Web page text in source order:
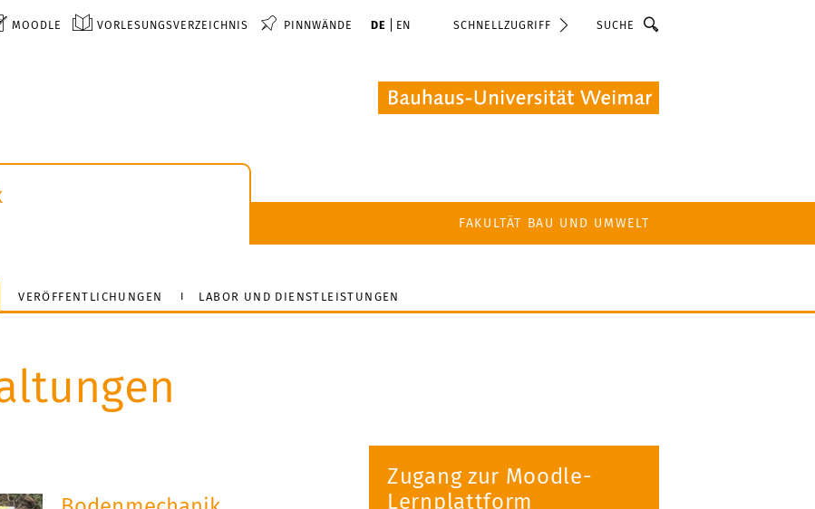
MOODLE VORLESUNGSVERZEICHNIS PINNWÄNDE DE EN SCHNELLZUGRIFF Suche
FAKULTÄT BAU UND UMWELT
VERÖFFENTLICHUNGEN LABOR UND DIENSTLEISTUNGEN
Zugang zur Moodle-
Lernplattform